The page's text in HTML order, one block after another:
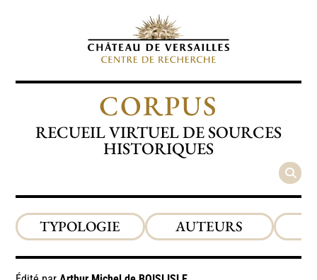
CORPUS
RECUEIL VIRTUEL DE SOURCES
HISTORIQUES
TYPOLOGIE AUTEURS